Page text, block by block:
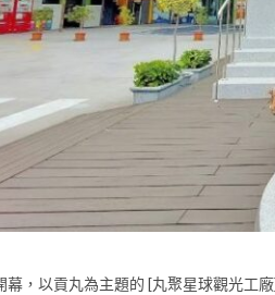
幕，以貢丸為主題的 [丸聚星球觀光工